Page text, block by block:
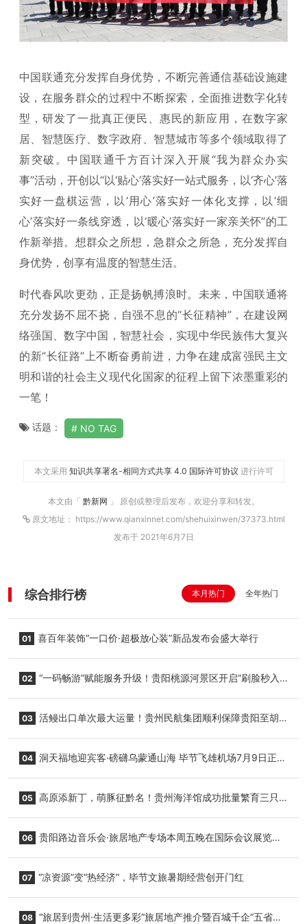
中国联通充分发挥自身优势，不断完善通信基础设施建
设，在服务群众的过程中不断探索，全面推进数字化转
型，研发了一批真正便民、惠民的新应用，在数字家
居、智慧医疗、数字政府、智慧城市等多个领域取得了
新突破。中国联通千方百计深入开展“我为群众办实
事”活动，开创以“以‘贴心’落实好一站式服务，以‘齐心’落
实好一盘棋运营，以‘用心’落实好一体化支撑，以‘细
心’落实好一条线穿透，以‘暖心’落实好一家亲关怀”的工
作新举措。想群众之所想，急群众之所急，充分发挥自
身优势，创享有温度的智慧生活。
时代春风吹更劲，正是扬帆搏浪时。未来，中国联通将
充分发扬不屈不挠，自强不息的“长征精神”，在建设网
络强国、数字中国，智慧社会，实现中华民族伟大复兴
的新“长征路”上不断奋勇前进，力争在建成富强民主文
明和谐的社会主义现代化国家的征程上留下浓墨重彩的
一笔！
话题： NO TAG
本文采用 知识共享署名-相同方式共享 4.0 国际许可协议 进行许可
本文由「 黔新网 」 原创或整理后发布，欢迎分享和转发。
原文地址： https://www.qianxinnet.com/shehuixinwen/37373.html
发布于 2021年6月7日
综合排行榜 本月热门 全年热门
01 喜百年装饰“一口价·超极放心装”新品发布会盛大举行
02 “一码畅游”赋能服务升级！贵阳桃源河景区开启“刷脸秒入
03 活鳗出口单次最大运量！贵州民航集团顺利保障贵阳至胡
04 洞天福地迎宾客·磅礴乌蒙通山海 毕节飞雄机场7月9日正式
05 高原添新丁，萌豚征黔名！贵州海洋馆成功批量繁育三只
06 贵阳路边音乐会·旅居地产专场本周五晚在国际会议展览中
07 “凉资源”变“热经济”，毕节文旅暑期经营创开门红
08 “旅居到贵州·生活更多彩”旅居地产推介暨百城千企“五省